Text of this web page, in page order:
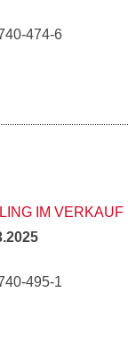
474-6
IM VERKAUF
495-1